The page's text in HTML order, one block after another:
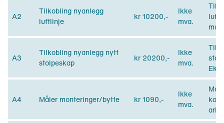
A2
Tilkobling nyanlegg
luftlinje
kr 10200,-
Ikke
mva.
A3
Tilkobling nyanlegg nytt
stolpeskap
kr 20200,-
Ikke
mva.
Eks
A4 Måler monteringer/bytte kr 1090,-
Ikke
mva.